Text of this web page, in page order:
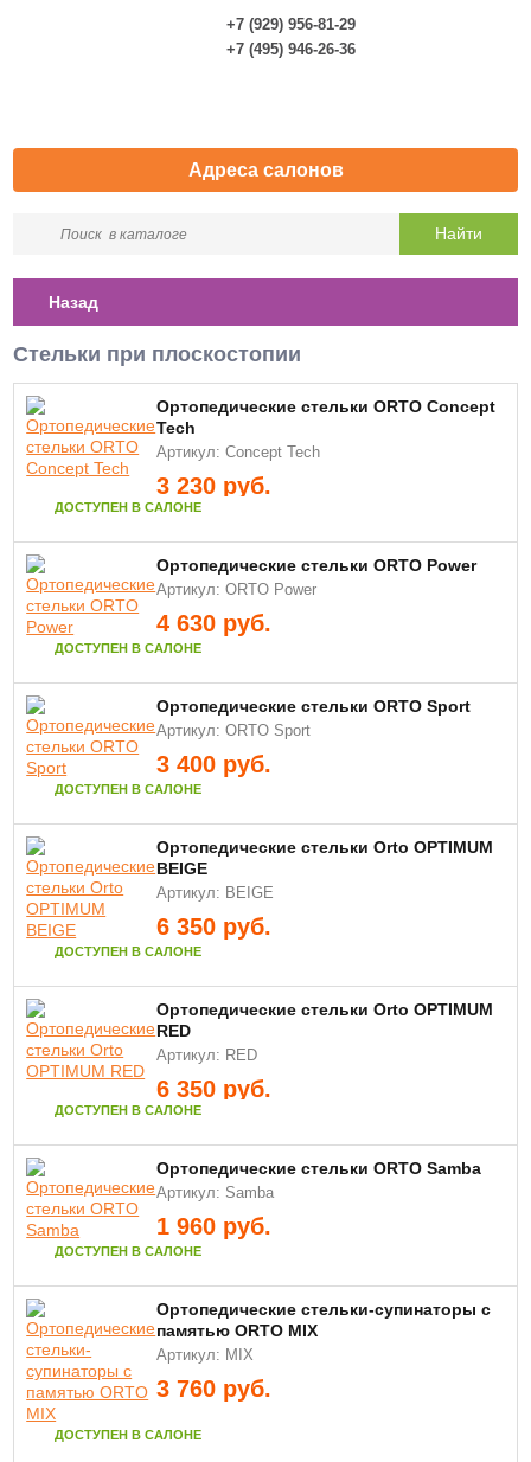
Адреса салонов
+7 (929) 956-81-29
+7 (495) 946-26-36
Назад
Стельки при плоскостопии
Ортопедические cтельки ORTO Concept
Tech
Артикул: Concept Tech
3 230 руб.
ДОСТУПЕН В САЛОНЕ
Ортопедические cтельки ORTO Power
Артикул: ORTO Power
4 630 руб.
ДОСТУПЕН В САЛОНЕ
Ортопедические cтельки ORTO Sport
Артикул: ORTO Sport
3 400 руб.
ДОСТУПЕН В САЛОНЕ
Ортопедические стельки Orto OPTIMUM
BEIGE
Артикул: BEIGE
6 350 руб.
ДОСТУПЕН В САЛОНЕ
Ортопедические стельки Orto OPTIMUM
RED
Артикул: RED
6 350 руб.
ДОСТУПЕН В САЛОНЕ
Ортопедические стельки ORTO Samba
Артикул: Samba
1 960 руб.
ДОСТУПЕН В САЛОНЕ
Ортопедические стельки-супинаторы с
памятью ORTO MIX
Артикул: MIX
3 760 руб.
ДОСТУПЕН В САЛОНЕ